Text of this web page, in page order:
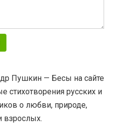
Пушкин — Бесы на сайте
стихотворения русских и
о любви, природе,
взрослых.